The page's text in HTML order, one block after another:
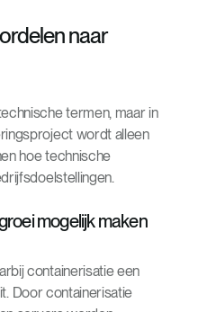
naar
termen, maar in
wordt alleen
hoe technische
mogelijk maken
containerisatie een
Door containerisatie